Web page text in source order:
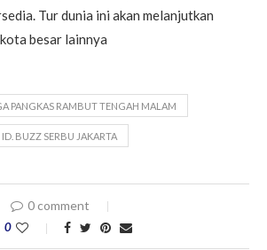
Tur dunia ini akan melanjutkan
besar lainnya
PANGKAS RAMBUT TENGAH MALAM
BUZZ SERBU JAKARTA
0 comment
0